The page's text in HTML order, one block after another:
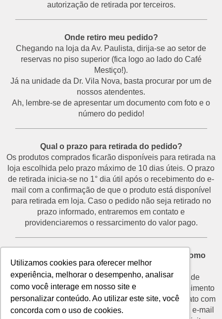
Utilizamos cookies para oferecer melhor
experiência, melhorar o desempenho, analisar
como você interage em nosso site e
personalizar conteúdo. Ao utilizar este site, você
concorda com o uso de cookies.
autorização de retirada por terceiros.
Onde retiro meu pedido?
Chegando na loja da Av. Paulista, dirija-se ao setor de
reservas no piso superior (fica logo ao lado do Café
Mestiço!).
Já na unidade da Dr. Vila Nova, basta procurar por um de
nossos atendentes.
Ah, lembre-se de apresentar um documento com foto e o
número do pedido!
Qual o prazo para retirada do pedido?
Os produtos comprados ficarão disponíveis para retirada na
loja escolhida pelo prazo máximo de 10 dias úteis. O prazo
de retirada inicia-se no 1° dia útil após o recebimento do e-
mail com a confirmação de que o produto está disponível
para retirada em loja. Caso o pedido não seja retirado no
prazo informado, entraremos em contato e
providenciaremos o ressarcimento do valor pago.
Desisti do pedido e não vou retirá-lo na loja. Como
proceder?
O prazo para devolução de produtos por motivo de
desistência é de até 7 dias corridos a partir do recebimento
do e-mail de confirmação de retirada. Entre em contato com
o nosso SAC através do telefone (11) 3292-2660 ou e-mail